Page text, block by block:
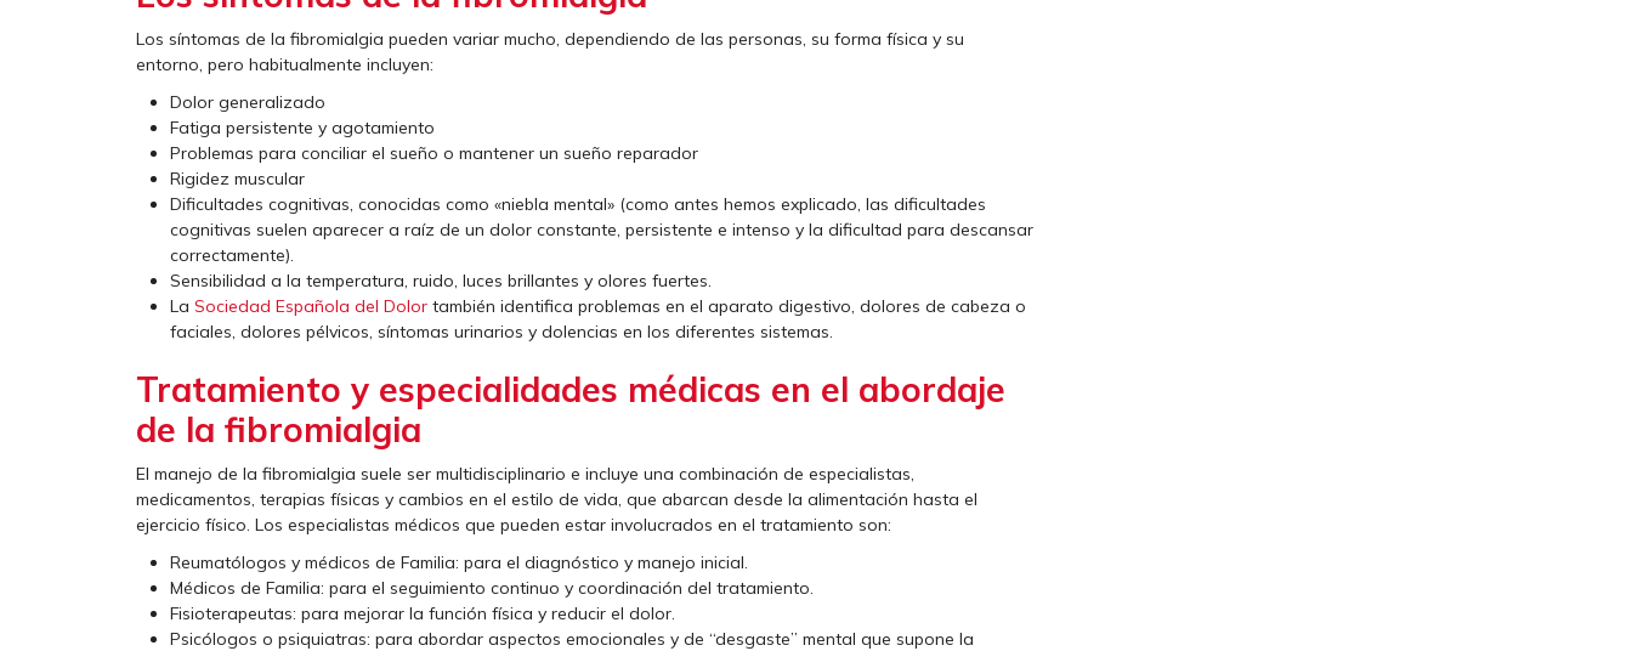
Los síntomas de la fibromialgia pueden variar mucho, dependiendo de las personas, su forma física y su
entorno, pero habitualmente incluyen:
Dolor generalizado
Fatiga persistente y agotamiento
Problemas para conciliar el sueño o mantener un sueño reparador
Rigidez muscular
Dificultades cognitivas, conocidas como «niebla mental» (como antes hemos explicado, las dificultades
cognitivas suelen aparecer a raíz de un dolor constante, persistente e intenso y la dificultad para descansar
correctamente).
Sensibilidad a la temperatura, ruido, luces brillantes y olores fuertes.
La Sociedad Española del Dolor también identifica problemas en el aparato digestivo, dolores de cabeza o
faciales, dolores pélvicos, síntomas urinarios y dolencias en los diferentes sistemas.
Tratamiento y especialidades médicas en el abordaje
de la fibromialgia
El manejo de la fibromialgia suele ser multidisciplinario e incluye una combinación de especialistas,
medicamentos, terapias físicas y cambios en el estilo de vida, que abarcan desde la alimentación hasta el
ejercicio físico. Los especialistas médicos que pueden estar involucrados en el tratamiento son:
Reumatólogos y médicos de Familia: para el diagnóstico y manejo inicial.
Médicos de Familia: para el seguimiento continuo y coordinación del tratamiento.
Fisioterapeutas: para mejorar la función física y reducir el dolor.
Psicólogos o psiquiatras: para abordar aspectos emocionales y de “desgaste” mental que supone la